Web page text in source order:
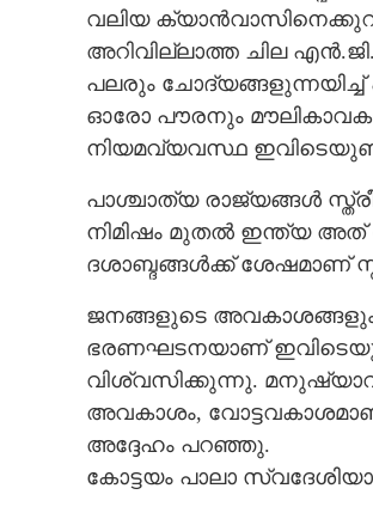
വലിയ
അറിവില്ലാത്ത ചില
പലരും
ഓരോ പൗരനും
നിയമവ്യവസ്ഥ
പാശ്ചാത്യ രാജ്യങ്ങൾ
നിമിഷം മുതൽ ഇന്ത്യ അത്
ദശാബ്ദങ്ങൾക്ക് ശേഷമാണ്
ജനങ്ങളുടെ
ഭരണഘടനയാണ്
വിശ്വസിക്കുന്നു.
അവകാശം,
അദ്ദേഹം പറഞ്ഞു.
കോട്ടയം പാലാ